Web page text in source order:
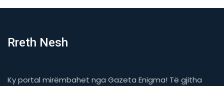
Rreth Nesh
Ky portal mirëmbahet nga Gazeta Enigma! Të gjitha